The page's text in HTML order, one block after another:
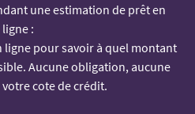
une estimation de prêt en
ligne :
ligne pour savoir à quel montant
Aucune obligation, aucune
cote de crédit.